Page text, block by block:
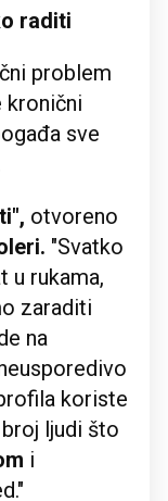
raditi
problem
sve
otvoreno
"Svatko
u rukama,
zaraditi
na
koriste
ljudi što
i